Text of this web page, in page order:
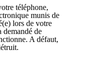
téléphone,
munis de
lors de votre
demandé de
A défaut,